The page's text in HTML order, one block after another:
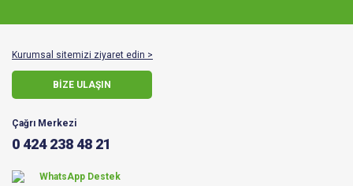
Kurumsal sitemizi ziyaret edin >
BİZE ULAŞIN
Çağrı Merkezi
0 424 238 48 21
WhatsApp Destek